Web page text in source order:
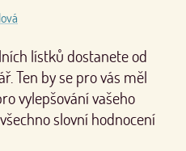
lístků dostanete od
Ten by se pro vás měl
vylepšování vašeho
slovní hodnocení